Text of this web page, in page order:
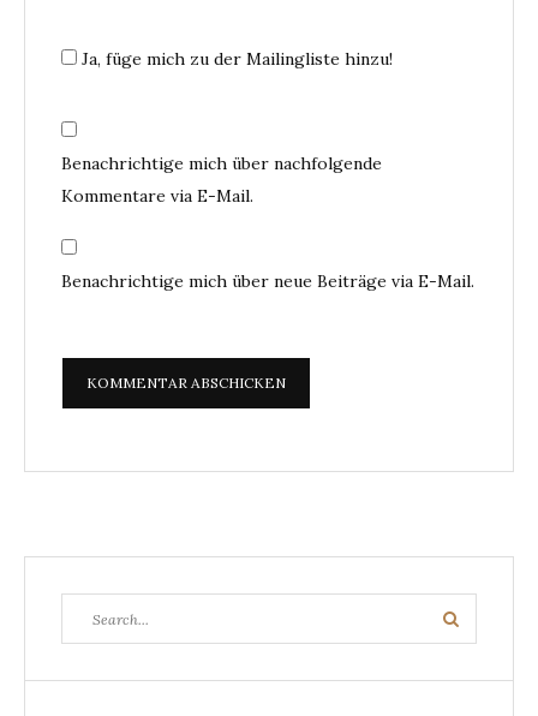
Ja, füge mich zu der Mailingliste hinzu!
Benachrichtige mich über nachfolgende
Kommentare via E-Mail.
Benachrichtige mich über neue Beiträge via E-Mail.
for:
Search